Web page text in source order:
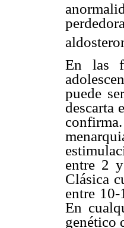
En las
puede
descarta
entre 2
Clásica
entre
En
genético